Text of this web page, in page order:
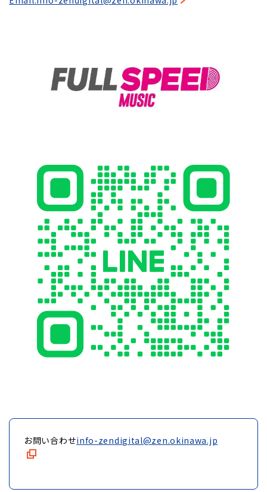
お問い合わせinfo-zendigital@zen.okinawa.jp